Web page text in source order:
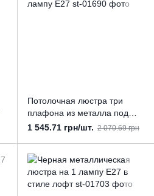
Потолочная люстра три
плафона из металла под
лампу Е27
1 545.71 грн/шт. 2 070.69 грн